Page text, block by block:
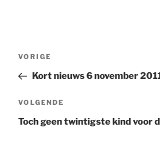
Berichtnavigatie
Vorig
bericht
VORIGE
Kort nieuws 6 november
Volgend
bericht
VOLGENDE
Toch geen twintigste kind voor